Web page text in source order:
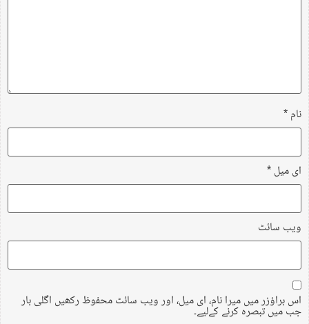
نام*
ای میل*
ویب‌ سائٹ
اس براؤزر میں میرا نام، ای میل، اور ویب سائٹ محفوظ رکھیں اگلی بار
جب میں تبصرہ کرنے کےلیے۔